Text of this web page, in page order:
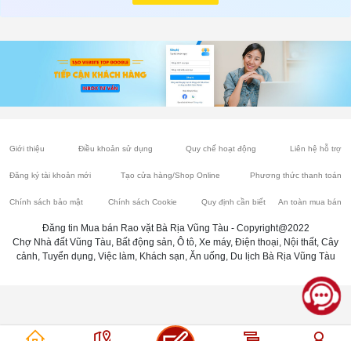
Giới thiệu Điều khoản sử dụng Quy chế hoạt động Liên hệ hỗ trợ
Đăng ký tài khoản mới Tạo cửa hàng/Shop Online Phương thức thanh toán
Chính sách bảo mật Chính sách Cookie Quy định cần biết An toàn mua bán
Đăng tin Mua bán Rao vặt Bà Rịa Vũng Tàu - Copyright@2022
Chợ Nhà đất Vũng Tàu, Bất động sản, Ô tô, Xe máy, Điện thoại, Nội thất, Cây
cảnh, Tuyển dụng, Việc làm, Khách sạn, Ăn uống, Du lịch Bà Rịa Vũng Tàu